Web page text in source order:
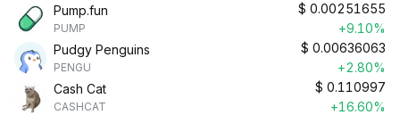
Pump.fun
PUMP
$ 0.00251655
+9.10%
Pudgy Penguins
PENGU
$ 0.00636063
+2.80%
Cash Cat
CASHCAT
$ 0.110997
+16.60%